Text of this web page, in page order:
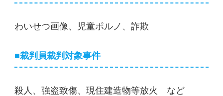
わいせつ画像、児童ポルノ、詐欺
■裁判員裁判対象事件
殺人、強盗致傷、現住建造物等放火 など